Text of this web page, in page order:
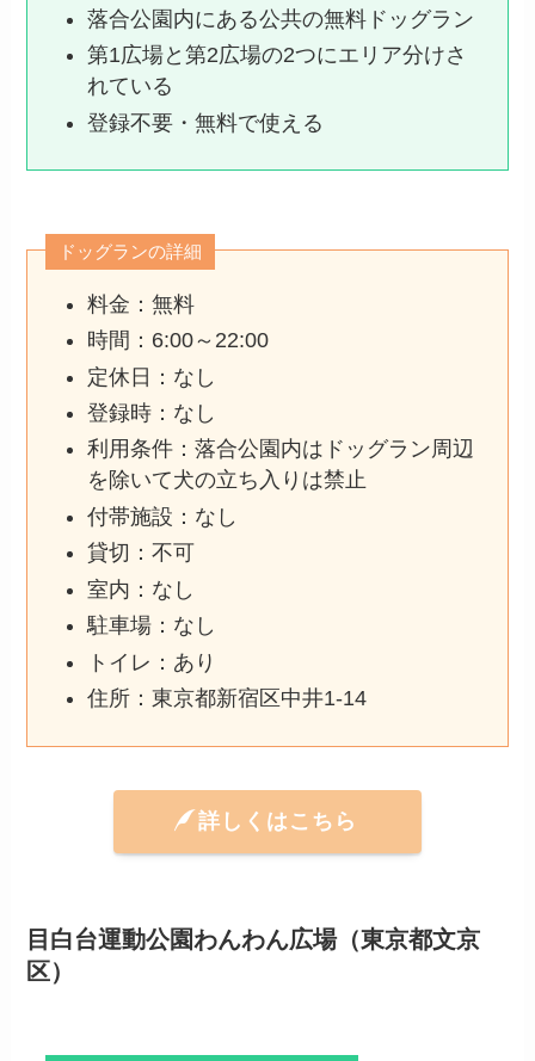
落合公園内にある公共の無料ドッグラン
第1広場と第2広場の2つにエリア分けさ
れている
登録不要・無料で使える
ドッグランの詳細
料金：無料
時間：6:00～22:00
定休日：なし
登録時：なし
利用条件：落合公園内はドッグラン周辺
を除いて犬の立ち入りは禁止
付帯施設：なし
貸切：不可
室内：なし
駐車場：なし
トイレ：あり
住所：東京都新宿区中井1-14
詳しくはこちら
目白台運動公園わんわん広場（東京都文京
区）